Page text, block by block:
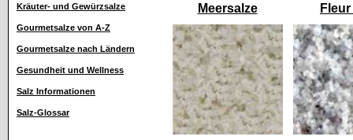
Kräuter- und Gewürzsalze
Gourmetsalze von A-Z
Gourmetsalze nach Ländern
Gesundheit und Wellness
Salz Informationen
Salz-Glossar
Meersalze